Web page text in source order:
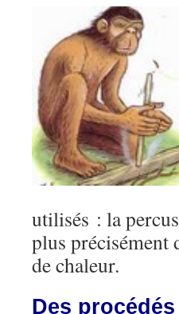
utilisés : la
plus précisément
de chaleur.
Des